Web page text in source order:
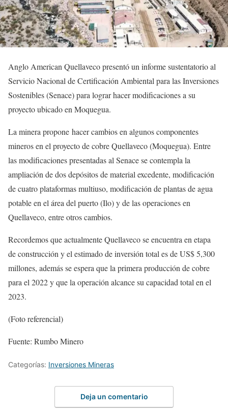
Anglo American Quellaveco presentó un informe sustentatorio al
Servicio Nacional de Certificación Ambiental para las Inversiones
Sostenibles (Senace) para lograr hacer modificaciones a su
proyecto ubicado en Moquegua.
La minera propone hacer cambios en algunos componentes
mineros en el proyecto de cobre Quellaveco (Moquegua). Entre
las modificaciones presentadas al Senace se contempla la
ampliación de dos depósitos de material excedente, modificación
de cuatro plataformas multiuso, modificación de plantas de agua
potable en el área del puerto (Ilo) y de las operaciones en
Quellaveco, entre otros cambios.
Recordemos que actualmente Quellaveco se encuentra en etapa
de construcción y el estimado de inversión total es de US$ 5,300
millones, además se espera que la primera producción de cobre
para el 2022 y que la operación alcance su capacidad total en el
2023.
(Foto referencial)
Fuente: Rumbo Minero
Categorías: Inversiones Mineras
Deja un comentario